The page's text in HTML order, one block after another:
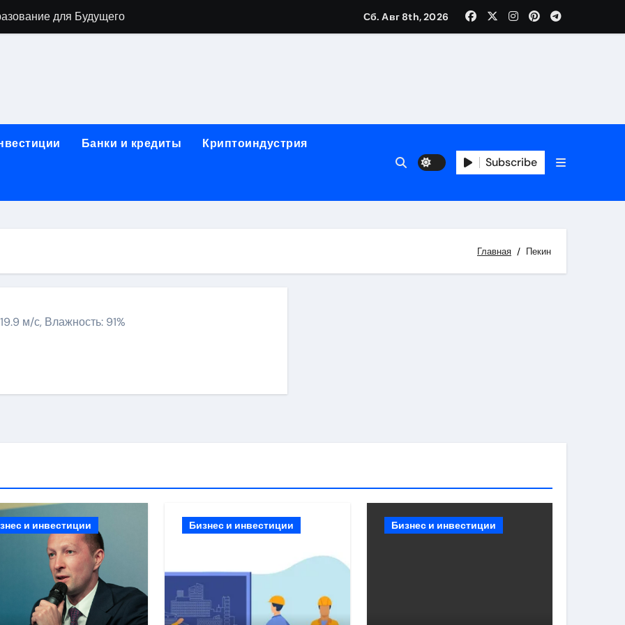
для Будущего
в Москву и обратно по привлекательным ценам
Всё, что нужно знать
в компании ИНКОМ-Недвижимость
Сб. Авг 8th, 2026
Банки и кредиты Криптоиндустрия
Subscribe
Главная Пекин
м/с, Влажность: 91%
и инвестиции Бизнес и инвестиции Бизнес и инвестиции